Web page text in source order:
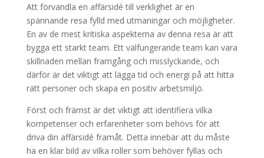
Att förvandla en affärsidé till verklighet är en
spännande resa fylld med utmaningar och möjligheter.
En av de mest kritiska aspekterna av denna resa är att
bygga ett starkt team. Ett välfungerande team kan vara
skillnaden mellan framgång och misslyckande, och
därför är det viktigt att lägga tid och energi på att hitta
rätt personer och skapa en positiv arbetsmiljö.
Först och främst är det viktigt att identifiera vilka
kompetenser och erfarenheter som behövs för att
driva din affärsidé framåt. Detta innebär att du måste
ha en klar bild av vilka roller som behöver fyllas och